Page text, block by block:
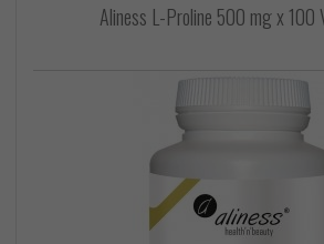
Aliness L-Proline 500 mg x 100